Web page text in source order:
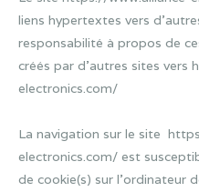
liens hypertextes vers
responsabilité à propos de
créés par d’autres sites vers
electronics.com/
La navigation sur le site
electronics.com/ est
de cookie(s) sur l’ordinateur